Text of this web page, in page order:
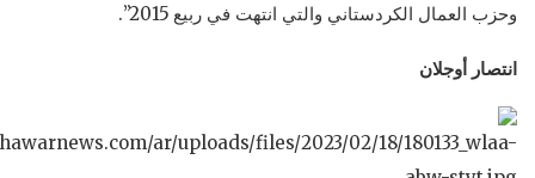
وحزب العمال الكردستاني والتي انتهت في ربيع 2015”.
انتصار أوجلان